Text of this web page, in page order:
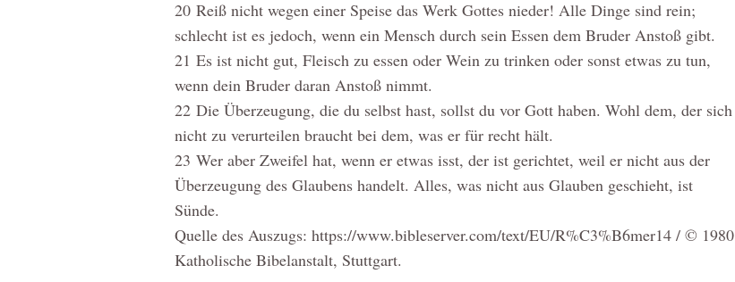
20 Reiß nicht wegen einer Speise das Werk Gottes nieder! Alle Dinge sind rein;
schlecht ist es jedoch, wenn ein Mensch durch sein Essen dem Bruder Anstoß gibt.
21 Es ist nicht gut, Fleisch zu essen oder Wein zu trinken oder sonst etwas zu tun,
wenn dein Bruder daran Anstoß nimmt.
22 Die Überzeugung, die du selbst hast, sollst du vor Gott haben. Wohl dem, der sich
nicht zu verurteilen braucht bei dem, was er für recht hält.
23 Wer aber Zweifel hat, wenn er etwas isst, der ist gerichtet, weil er nicht aus der
Überzeugung des Glaubens handelt. Alles, was nicht aus Glauben geschieht, ist
Sünde.
Quelle des Auszugs: https://www.bibleserver.com/text/EU/R%C3%B6mer14 / © 1980
Katholische Bibelanstalt, Stuttgart.